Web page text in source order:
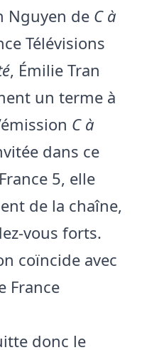
Nguyen de C à
Télévisions
, Émilie Tran
un terme à
C à
dans ce
5, elle
de la chaîne,
vous forts.
coïncide avec
France
donc le